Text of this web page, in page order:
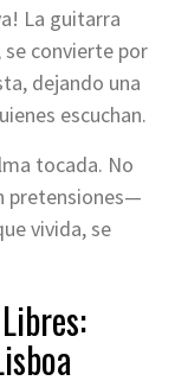
La guitarra
convierte por
dejando una
escuchan.
tocada. No
pretensiones—
vivida, se